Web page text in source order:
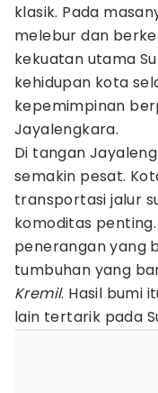
klasik. Pada
melebur dan
kekuatan utama
kehidupan kota
kepemimpinan
Jayalengkara.
Di tangan
semakin pesat.
transportasi jalur
komoditas
penerangan yang
tumbuhan yang
Kremil. Hasil bumi
lain tertarik pada